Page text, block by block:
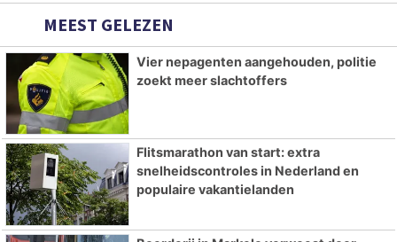
MEEST GELEZEN
Vier nepagenten aangehouden, politie
zoekt meer slachtoffers
Flitsmarathon van start: extra
snelheidscontroles in Nederland en
populaire vakantielanden